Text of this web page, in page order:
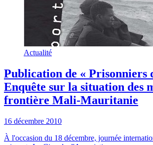
Actualité
Publication de « Prisonniers
Enquête sur la situation des
frontière Mali-Mauritanie
16 décembre 2010
À l'occasion du 18 décembre, journée